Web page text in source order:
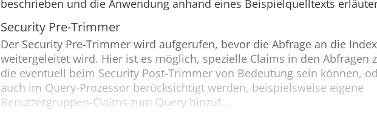
beschrieben und die Anwendung anhand eines Beispielquelltexts
Security Pre-Trimmer
Der Security Pre-Trimmer wird aufgerufen, bevor die Abfrage an die
weitergeleitet wird. Hier ist es möglich, spezielle Claims in den Abfragen
die eventuell beim Security Post-Trimmer von Bedeutung sein können,
auch im Query-Prozessor berücksichtigt werden, beispielsweise eigene
Benutzergruppen-Claims zum Query hinzuf...